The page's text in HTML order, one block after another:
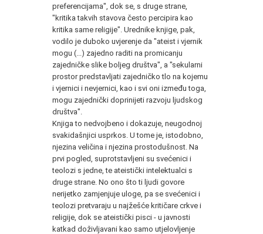
preferencijama", dok se, s druge strane,
"kritika takvih stavova često percipira kao
kritika same religije". Urednike knjige, pak,
vodilo je duboko uvjerenje da "ateist i vjernik
mogu (...) zajedno raditi na promicanju
zajedničke slike boljeg društva", a "sekularni
prostor predstavljati zajedničko tlo na kojemu
i vjernici i nevjernici, kao i svi oni između toga,
mogu zajednički doprinijeti razvoju ljudskog
društva".
Knjiga to nedvojbeno i dokazuje, neugodnoj
svakidašnjici usprkos. U tome je, istodobno,
njezina veličina i njezina prostodušnost. Na
prvi pogled, suprotstavljeni su svećenici i
teolozi s jedne, te ateistički intelektualci s
druge strane. No ono što ti ljudi govore
nerijetko zamjenjuje uloge, pa se svećenici i
teolozi pretvaraju u najžešće kritičare crkve i
religije, dok se ateistički pisci - u javnosti
katkad doživljavani kao samo utjelovljenje